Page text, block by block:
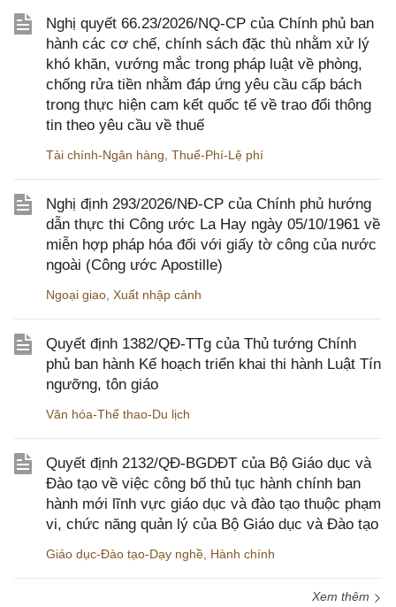
Nghị quyết 66.23/2026/NQ-CP của Chính phủ ban
hành các cơ chế, chính sách đặc thù nhằm xử lý
khó khăn, vướng mắc trong pháp luật về phòng,
chống rửa tiền nhằm đáp ứng yêu cầu cấp bách
trong thực hiện cam kết quốc tế về trao đổi thông
tin theo yêu cầu về thuế
Tài chính-Ngân hàng, Thuế-Phí-Lệ phí
Nghị định 293/2026/NĐ-CP của Chính phủ hướng
dẫn thực thi Công ước La Hay ngày 05/10/1961 về
miễn hợp pháp hóa đối với giấy tờ công của nước
ngoài (Công ước Apostille)
Ngoại giao, Xuất nhập cảnh
Quyết định 1382/QĐ-TTg của Thủ tướng Chính
phủ ban hành Kế hoạch triển khai thi hành Luật Tín
ngưỡng, tôn giáo
Văn hóa-Thể thao-Du lịch
Quyết định 2132/QĐ-BGDĐT của Bộ Giáo dục và
Đào tạo về việc công bố thủ tục hành chính ban
hành mới lĩnh vực giáo dục và đào tạo thuộc phạm
vi, chức năng quản lý của Bộ Giáo dục và Đào tạo
Giáo dục-Đào tạo-Dạy nghề, Hành chính
Xem thêm